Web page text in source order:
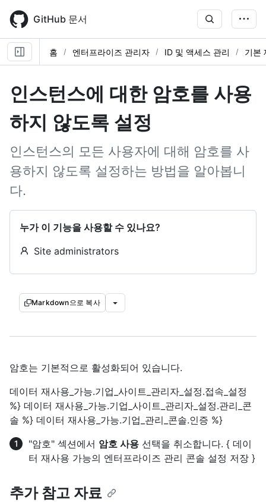
main
content
GitHub 문서
홈 엔터프라이즈 관리자 ID 및 액세스 관리 기본
인스턴스에 대한 암호를 사용
하지 않도록 설정
인스턴스의 모든 사용자에 대해 암호를 사
용하지 않도록 설정하는 방법을 알아봅니
다.
누가 이 기능을 사용할 수 있나요?
Site administrators
Markdown으로 복사
암호는 기본적으로 활성화되어 있습니다.
데이터 재사용_가능.기업_사이트_관리자_설정.접속_설정
%} 데이터 재사용_가능.기업_사이트_관리자_설정.관리_콘
솔 %} 데이터 재사용_가능.기업_관리_콘솔.인증 %}
"암호" 섹션에서 암호 사용 선택을 취소합니다. { 데이
터 재사용 가능의 엔터프라이즈 관리 콘솔 설정 저장 }
추가 참고 자료